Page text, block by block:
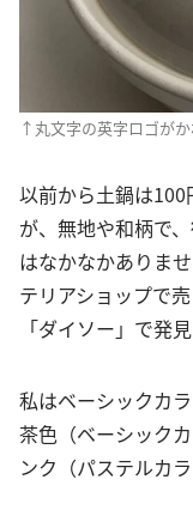
↑丸文字の英字ロゴが
以前から土鍋は
が、無地や和柄で
はなかなかありま
テリアショップで
「ダイソー」で発
私はベーシックカ
茶色（ベーシック
ンク（パステルカ